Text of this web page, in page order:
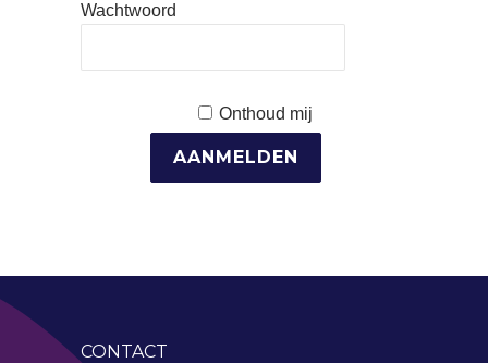
Wachtwoord
Onthoud mij
CONTACT